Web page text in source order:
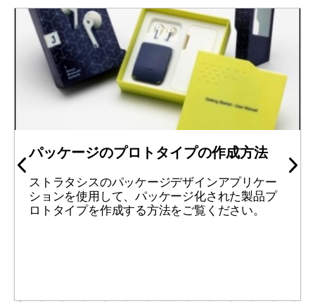
パッケージのプロトタイプの作成方法
ストラタシスのパッケージデザインアプリケー
ションを使用して、パッケージ化された製品プ
ロトタイプを作成する方法をご覧ください。